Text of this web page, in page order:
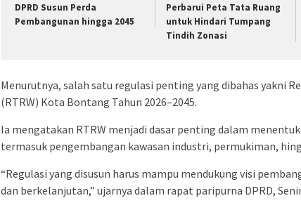
DPRD Susun Perda
Pembangunan hingga 2045
Perbarui Peta Tata Ruang
untuk Hindari Tumpang
Tindih Zonasi
Menurutnya, salah satu regulasi penting yang dibahas yakni
(RTRW) Kota Bontang Tahun 2026–2045.
Ia mengatakan RTRW menjadi dasar penting dalam
termasuk pengembangan kawasan industri, permukiman,
“Regulasi yang disusun harus mampu mendukung visi
dan berkelanjutan,” ujarnya dalam rapat paripurna DPRD,